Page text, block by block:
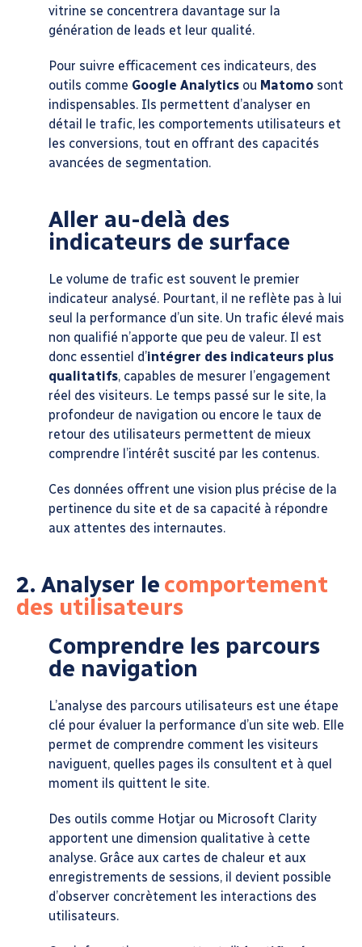
vitrine se concentrera davantage sur la
génération de leads et leur qualité.
Pour suivre efficacement ces indicateurs, des
outils comme Google Analytics ou Matomo sont
indispensables. Ils permettent d’analyser en
détail le trafic, les comportements utilisateurs et
les conversions, tout en offrant des capacités
avancées de segmentation.
Aller au-delà des
indicateurs de surface
Le volume de trafic est souvent le premier
indicateur analysé. Pourtant, il ne reflète pas à lui
seul la performance d’un site. Un trafic élevé mais
non qualifié n’apporte que peu de valeur. Il est
donc essentiel d’intégrer des indicateurs plus
qualitatifs, capables de mesurer l’engagement
réel des visiteurs. Le temps passé sur le site, la
profondeur de navigation ou encore le taux de
retour des utilisateurs permettent de mieux
comprendre l’intérêt suscité par les contenus.
Ces données offrent une vision plus précise de la
pertinence du site et de sa capacité à répondre
aux attentes des internautes.
2. Analyser le comportement
des utilisateurs
Comprendre les parcours
de navigation
L’analyse des parcours utilisateurs est une étape
clé pour évaluer la performance d’un site web. Elle
permet de comprendre comment les visiteurs
naviguent, quelles pages ils consultent et à quel
moment ils quittent le site.
Des outils comme Hotjar ou Microsoft Clarity
apportent une dimension qualitative à cette
analyse. Grâce aux cartes de chaleur et aux
enregistrements de sessions, il devient possible
d’observer concrètement les interactions des
utilisateurs.